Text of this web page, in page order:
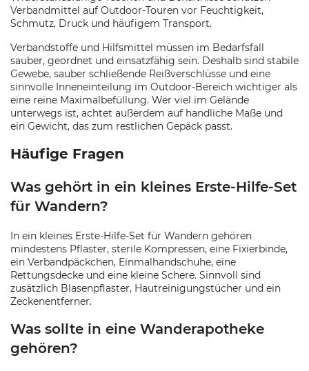
Verbandmittel auf Outdoor-Touren vor Feuchtigkeit,
Schmutz, Druck und häufigem Transport.
Verbandstoffe und Hilfsmittel müssen im Bedarfsfall
sauber, geordnet und einsatzfähig sein. Deshalb sind stabile
Gewebe, sauber schließende Reißverschlüsse und eine
sinnvolle Inneneinteilung im Outdoor-Bereich wichtiger als
eine reine Maximalbefüllung. Wer viel im Gelände
unterwegs ist, achtet außerdem auf handliche Maße und
ein Gewicht, das zum restlichen Gepäck passt.
Häufige Fragen
Was gehört in ein kleines Erste-Hilfe-Set
für Wandern?
In ein kleines Erste-Hilfe-Set für Wandern gehören
mindestens Pflaster, sterile Kompressen, eine Fixierbinde,
ein Verbandpäckchen, Einmalhandschuhe, eine
Rettungsdecke und eine kleine Schere. Sinnvoll sind
zusätzlich Blasenpflaster, Hautreinigungstücher und ein
Zeckenentferner.
Was sollte in eine Wanderapotheke
gehören?